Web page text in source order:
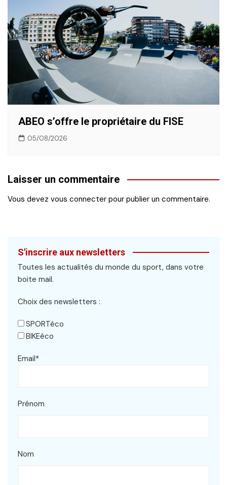
ABEO s’offre le propriétaire du FISE
05/08/2026
Laisser un commentaire
Vous devez vous connecter pour publier un commentaire.
S'inscrire aux newsletters
Toutes les actualités du monde du sport, dans votre
boite mail.
Choix des newsletters :
SPORTéco
BIKEéco
Email*
Prénom
Nom